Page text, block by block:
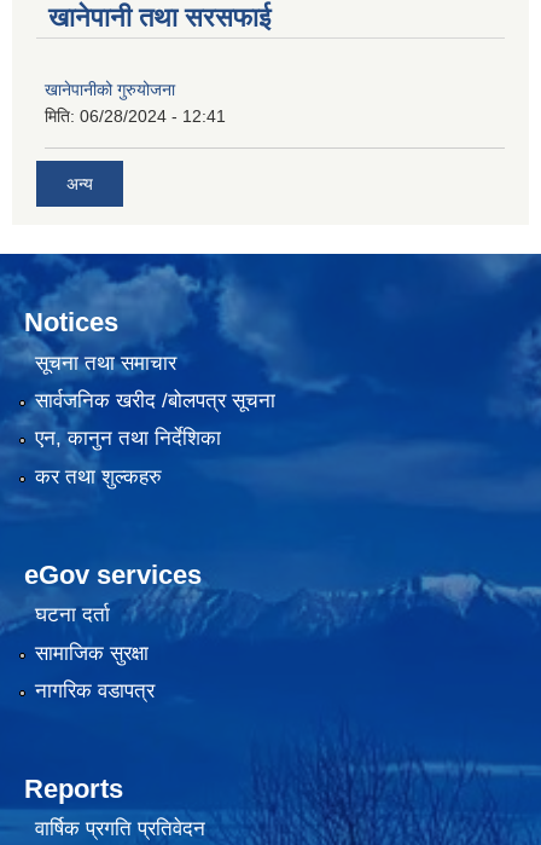
खानेपानी तथा सरसफाई
खानेपानीको गुरुयोजना
मिति: 06/28/2024 - 12:41
अन्य
Notices
सूचना तथा समाचार
सार्वजनिक खरीद /बोलपत्र सूचना
एन, कानुन तथा निर्देशिका
कर तथा शुल्कहरु
eGov services
घटना दर्ता
सामाजिक सुरक्षा
नागरिक वडापत्र
Reports
वार्षिक प्रगति प्रतिवेदन